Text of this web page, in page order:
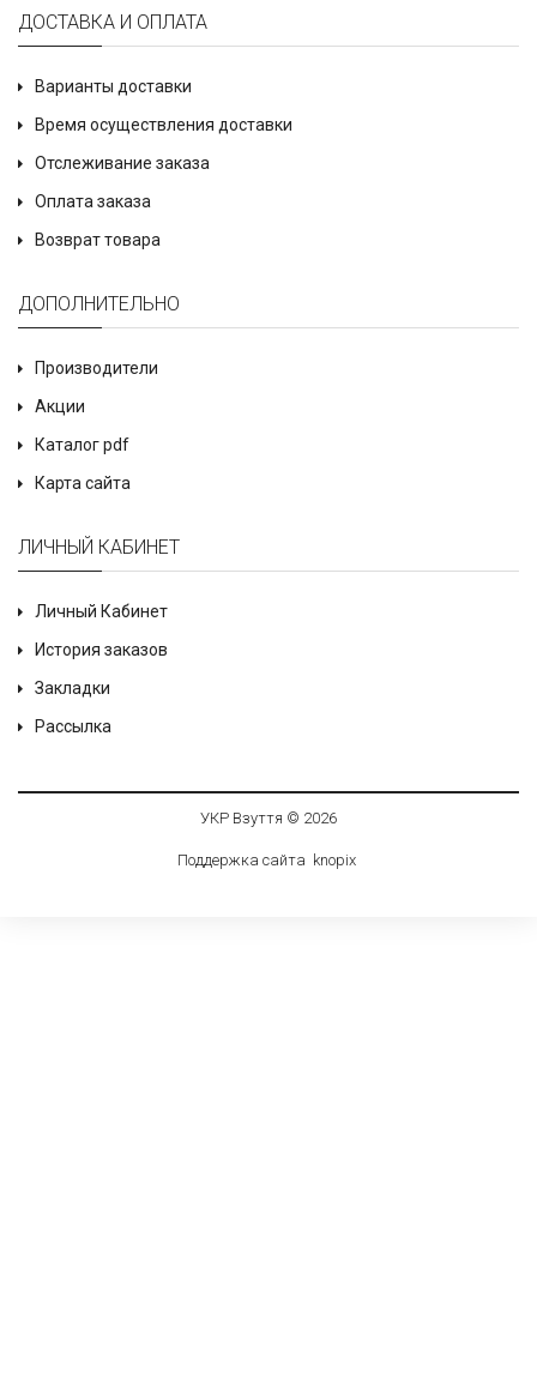
ДОСТАВКА И ОПЛАТА
Варианты доставки
Время осуществления доставки
Отслеживание заказа
Оплата заказа
Возврат товара
ДОПОЛНИТЕЛЬНО
Производители
Акции
Каталог pdf
Карта сайта
ЛИЧНЫЙ КАБИНЕТ
Личный Кабинет
История заказов
Закладки
Рассылка
УКР Взуття © 2026
Поддержка сайта knopix